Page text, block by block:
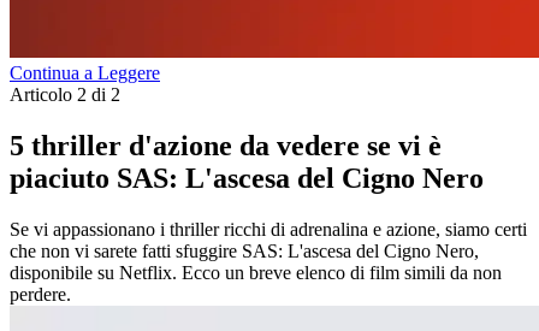
Continua a Leggere
Articolo 2 di 2
5 thriller d'azione da vedere se vi è
piaciuto SAS: L'ascesa del Cigno Nero
Se vi appassionano i thriller ricchi di adrenalina e azione, siamo certi
che non vi sarete fatti sfuggire SAS: L'ascesa del Cigno Nero,
disponibile su Netflix. Ecco un breve elenco di film simili da non
perdere.